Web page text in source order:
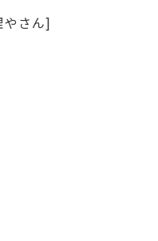
やさん]